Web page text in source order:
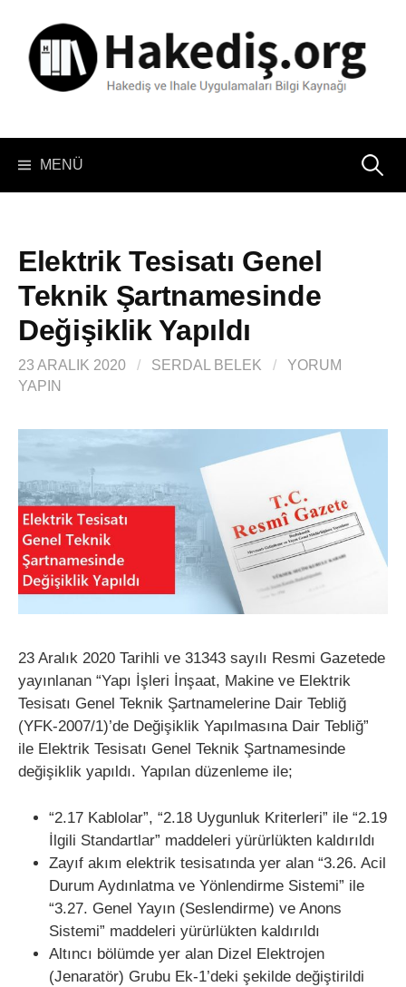
MENÜ Arama:
Elektrik Tesisatı Genel
Teknik Şartnamesinde
Değişiklik Yapıldı
23 ARALIK 2020 / SERDAL BELEK /
YORUM
YAPIN
23 Aralık 2020 Tarihli ve 31343 sayılı Resmi Gazetede
yayınlanan “Yapı İşleri İnşaat, Makine ve Elektrik
Tesisatı Genel Teknik Şartnamelerine Dair Tebliğ
(YFK-2007/1)’de Değişiklik Yapılmasına Dair Tebliğ”
ile Elektrik Tesisatı Genel Teknik Şartnamesinde
değişiklik yapıldı. Yapılan düzenleme ile;
“2.17 Kablolar”, “2.18 Uygunluk Kriterleri” ile “2.19
İlgili Standartlar” maddeleri yürürlükten kaldırıldı
Zayıf akım elektrik tesisatında yer alan “3.26. Acil
Durum Aydınlatma ve Yönlendirme Sistemi” ile
“3.27. Genel Yayın (Seslendirme) ve Anons
Sistemi” maddeleri yürürlükten kaldırıldı
Altıncı bölümde yer alan Dizel Elektrojen
(Jenaratör) Grubu Ek-1’deki şekilde değiştirildi